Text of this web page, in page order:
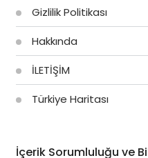
Gizlilik Politikası
Hakkında
İLETİŞİM
Türkiye Haritası
İçerik Sorumluluğu ve